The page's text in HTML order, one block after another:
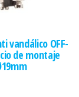
vandálico OFF-
de montaje